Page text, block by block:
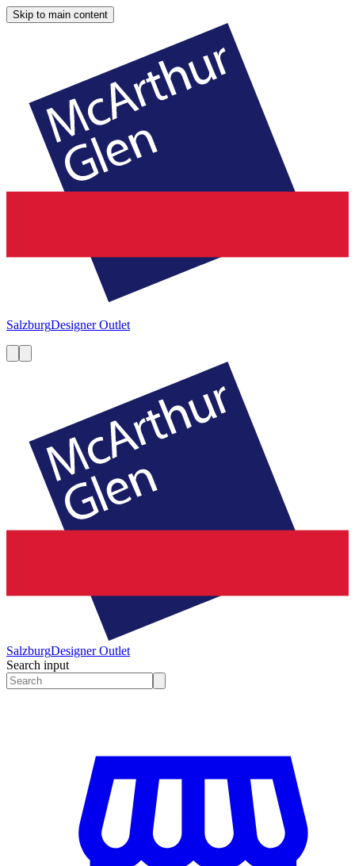
Skip to main content
SalzburgDesigner Outlet
SalzburgDesigner Outlet
Search input